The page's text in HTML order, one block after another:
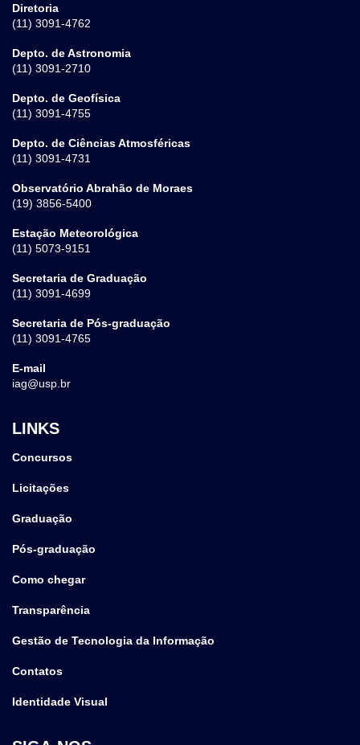
Diretoria
(11) 3091-4762
Depto. de Astronomia
(11) 3091-2710
Depto. de Geofísica
(11) 3091-4755
Depto. de Ciências Atmosféricas
(11) 3091-4731
Observatório Abrahão de Moraes
(19) 3856-5400
Estação Meteorológica
(11) 5073-9151
Secretaria de Graduação
(11) 3091-4699
Secretaria de Pós-graduação
(11) 3091-4765
E-mail
iag@usp.br
LINKS
Concursos
Licitações
Graduação
Pós-graduação
Como chegar
Transparência
Gestão de Tecnologia da Informação
Contatos
Identidade Visual